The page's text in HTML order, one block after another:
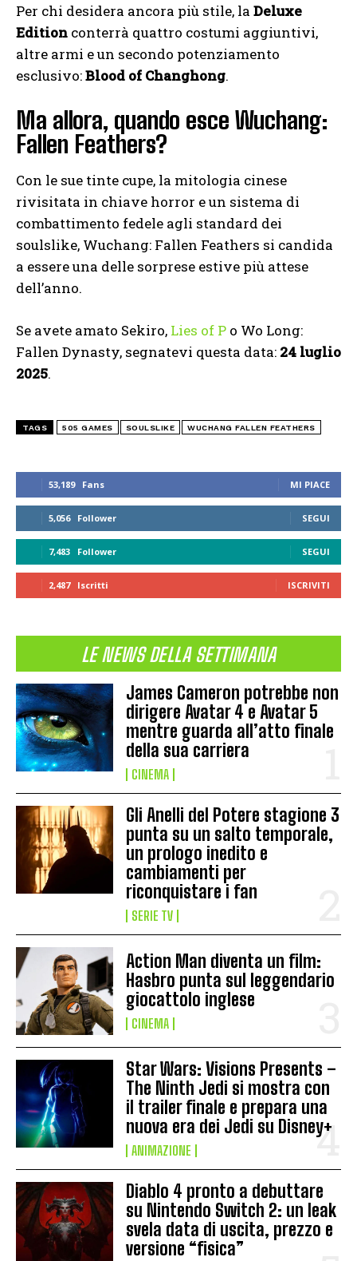
53,189 Fans MI PIACE
5,056 Follower SEGUI
7,483 Follower SEGUI
2,487 Iscritti ISCRIVITI
LE NEWS DELLA SETTIMANA
James Cameron potrebbe non
dirigere Avatar 4 e Avatar 5
mentre guarda all’atto finale
della sua carriera
CINEMA
Gli Anelli del Potere stagione 3
punta su un salto temporale,
un prologo inedito e
cambiamenti per
riconquistare i fan
SERIE TV
Action Man diventa un film:
Hasbro punta sul leggendario
giocattolo inglese
CINEMA
Star Wars: Visions Presents –
The Ninth Jedi si mostra con
il trailer finale e prepara una
nuova era dei Jedi su Disney+
ANIMAZIONE
Diablo 4 pronto a debuttare
su Nintendo Switch 2: un leak
svela data di uscita, prezzo e
versione “fisica”
Per chi desidera ancora più stile, la Deluxe
Edition conterrà quattro costumi aggiuntivi,
altre armi e un secondo potenziamento
esclusivo:Blood of Changhong.
Ma allora, quando esce Wuchang:
Fallen Feathers?
Con le sue tinte cupe, la mitologia cinese
rivisitata in chiave horror e un sistema di
combattimento fedele agli standard dei
soulslike, Wuchang: Fallen Feathers si candida
a essere una delle sorprese estive più attese
dell’anno.
Se avete amato Sekiro, Lies of P o Wo Long:
Fallen Dynasty, segnatevi questa data: 24 luglio
2025.
TAGS 505 GAMES SOULSLIKE WUCHANG FALLEN FEATHERS